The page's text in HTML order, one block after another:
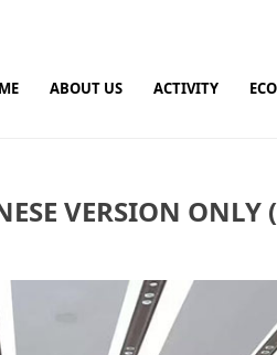
ABOUT US ACTIVITY
VERSION